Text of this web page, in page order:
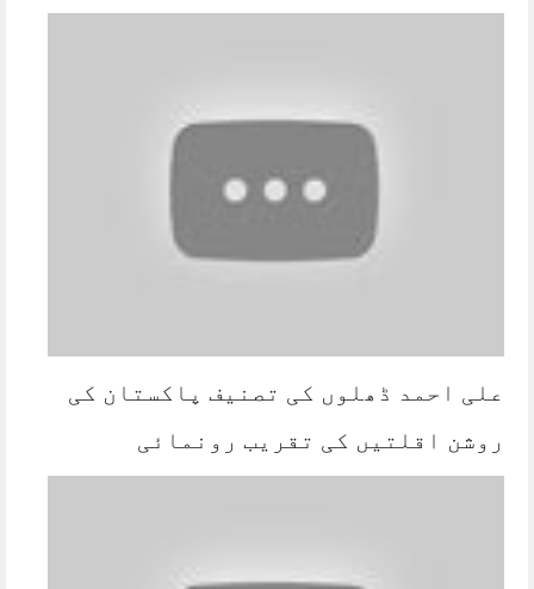
علی احمد ڈھلوں کی تصنیف پاکستان کی
روشن اقلتیں کی تقریب رونمائی